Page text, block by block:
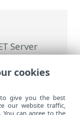
Server
>
y cookies
give you the best
our website traffic,
You can agree to the